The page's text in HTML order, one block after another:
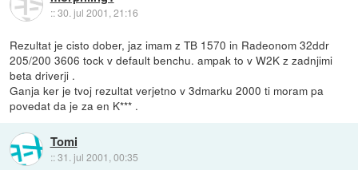
::30. jul 2001, 21:16
Rezultat je cisto dober, jaz imam z TB 1570 in Radeonom 32ddr
205/200 3606 tock v default benchu. ampak to v W2K z zadnjimi
beta driverji .
Ganja ker je tvoj rezultat verjetno v 3dmarku 2000 ti moram pa
povedat da je za en K*** .
Tomi
::31. jul 2001, 00:35